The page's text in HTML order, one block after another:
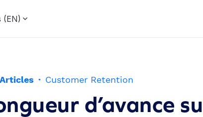
(EN)
· Customer Retention
d’avance